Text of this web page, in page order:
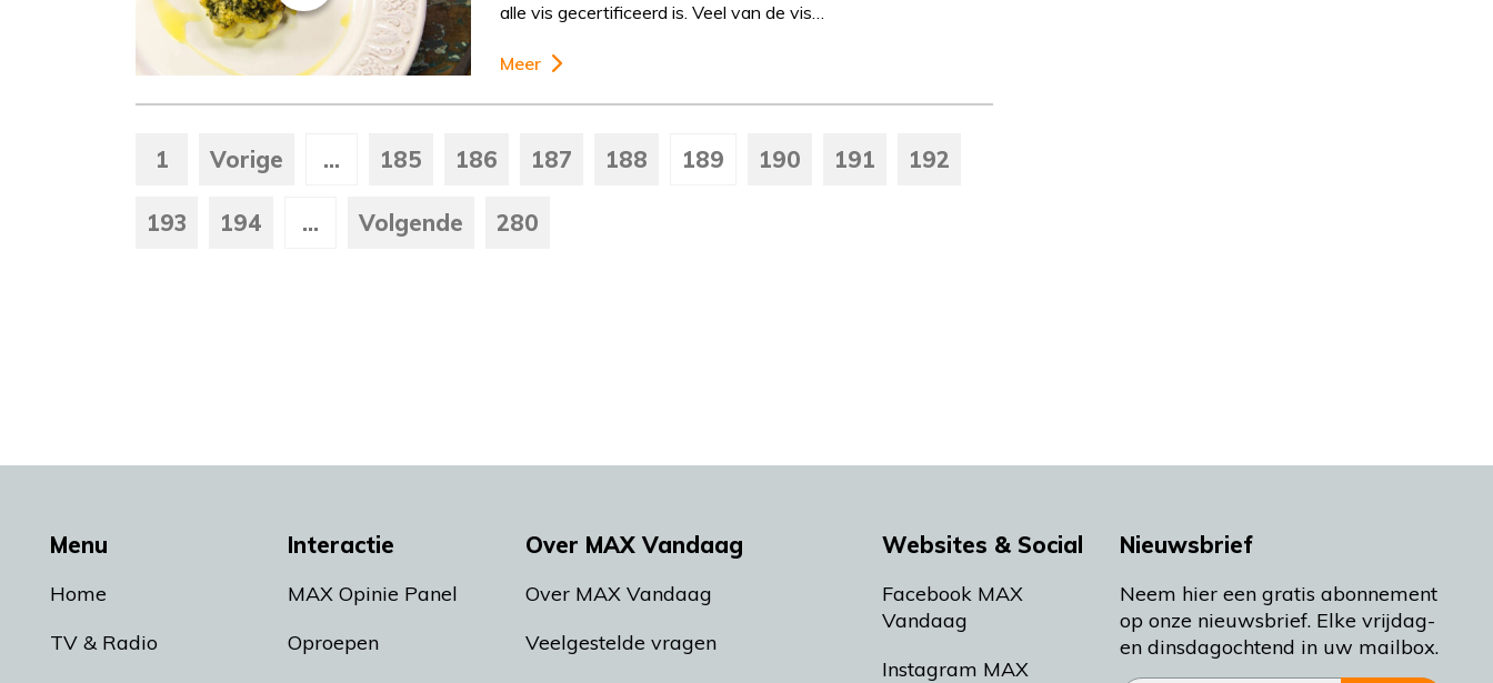
alle vis gecertificeerd is. Veel van de vis…
Meer
1 Vorige ... 185 186 187 188 189 190 191 192
193 194 ... Volgende 280
Menu
Home
TV & Radio
Interactie
MAX Opinie Panel
Oproepen
Over MAX Vandaag
Over MAX Vandaag
Veelgestelde vragen
Websites & Social
Facebook MAX
Vandaag
Instagram MAX
Nieuwsbrief
Neem hier een gratis abonnement
op onze nieuwsbrief. Elke vrijdag-
en dinsdagochtend in uw mailbox.